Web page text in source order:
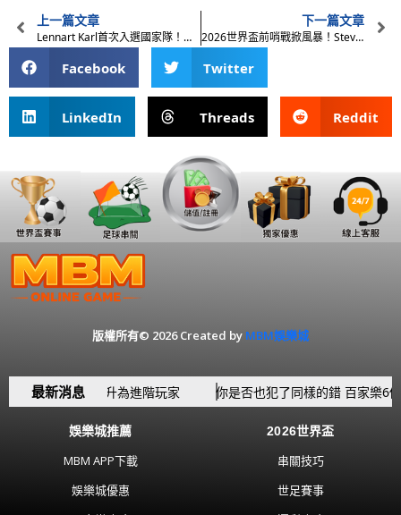
上一篇文章
Lennart Karl首次入選國家隊！德國進攻結構會有什麼改變？
下一篇文章
2026世界盃前哨戰掀風暴！Steve Cooper被控雪藏波士尼亞主力
Facebook Twitter
LinkedIn Threads Reddit
版權所有© 2026 Created by MBM娛樂城
最新消息
你從新手躍升為進階玩家 你是否也犯了同樣的錯 百家樂6個新
娛樂城推薦
MBM APP下載
娛樂城優惠
2026世界盃
串關技巧
世足賽事